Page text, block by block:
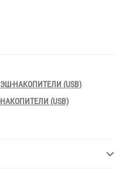
НАКОПИТЕЛИ (USB)
(USB)